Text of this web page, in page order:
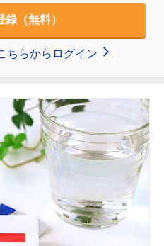
（無料）
ちらからログイン